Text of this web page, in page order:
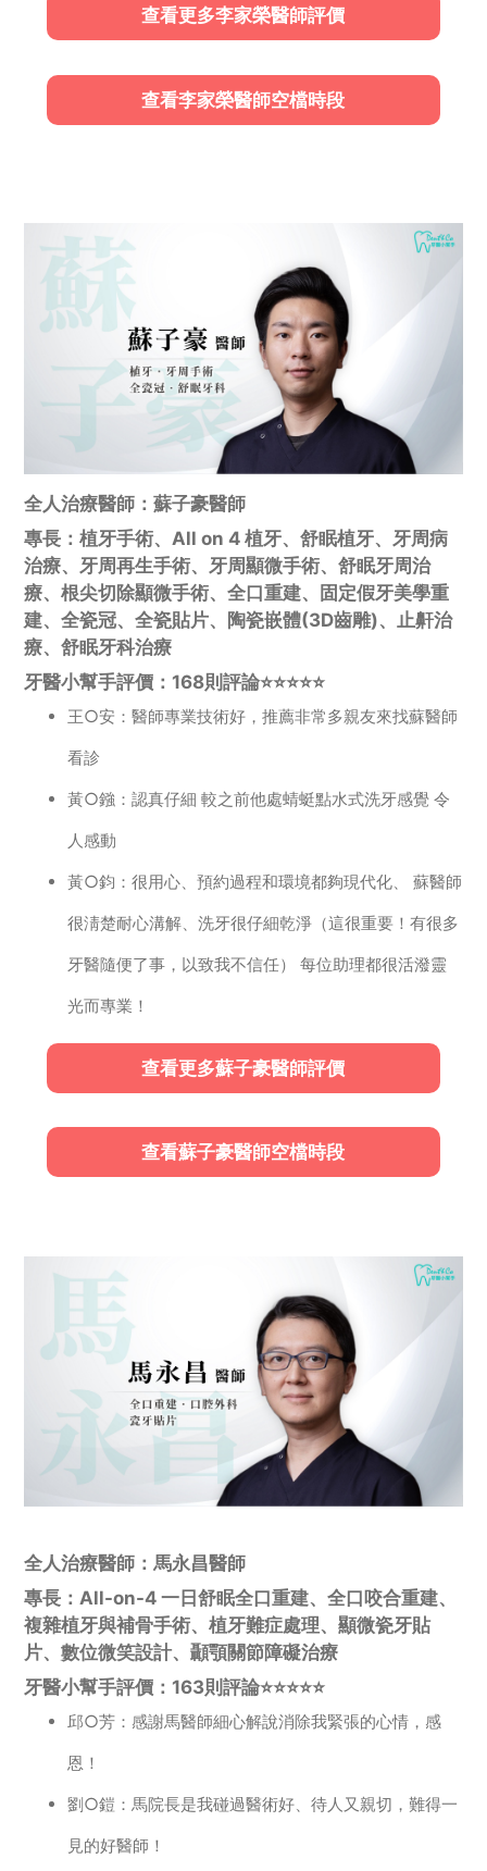
查看更多李家榮醫師評價
查看李家榮醫師空檔時段
全人治療醫師：蘇子豪醫師
專長：植牙手術、All on 4 植牙、舒眠植牙、牙周病
治療、牙周再生手術、牙周顯微手術、舒眠牙周治
療、根尖切除顯微手術、全口重建、固定假牙美學重
建、全瓷冠、全瓷貼片、陶瓷嵌體(3D齒雕)、止鼾治
療、舒眠牙科治療
牙醫小幫手評價：168則評論⭐️⭐️⭐️⭐️⭐️
王○安：醫師專業技術好，推薦非常多親友來找蘇醫師
看診
黃○鏹：認真仔細 較之前他處蜻蜓點水式洗牙感覺 令
人感動
黃○鈞：很用心、預約過程和環境都夠現代化、 蘇醫師
很淸楚耐心溝解、洗牙很仔細乾淨（這很重要！有很多
牙醫隨便了事，以致我不信任） 每位助理都很活潑靈
光而專業！
查看更多蘇子豪醫師評價
查看蘇子豪醫師空檔時段
全人治療醫師：馬永昌醫師
專長：All-on-4 一日舒眠全口重建、全口咬合重建、
複雜植牙與補骨手術、植牙難症處理、顯微瓷牙貼
片、數位微笑設計、顳顎關節障礙治療
牙醫小幫手評價：163則評論⭐️⭐️⭐️⭐️⭐️
邱○芳：感謝馬醫師細心解說消除我緊張的心情，感
恩！
劉○鎧：馬院長是我碰過醫術好、待人又親切，難得一
見的好醫師！